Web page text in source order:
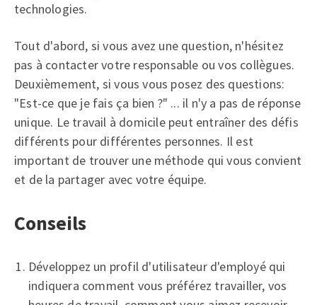
technologies.
Tout d'abord, si vous avez une question, n'hésitez
pas à contacter votre responsable ou vos collègues.
Deuxièmement, si vous vous posez des questions:
"Est-ce que je fais ça bien ?" ... il n'y a pas de réponse
unique. Le travail à domicile peut entraîner des défis
différents pour différentes personnes. Il est
important de trouver une méthode qui vous convient
et de la partager avec votre équipe.
Conseils
Développez un profil d'utilisateur d'employé qui
indiquera comment vous préférez travailler, vos